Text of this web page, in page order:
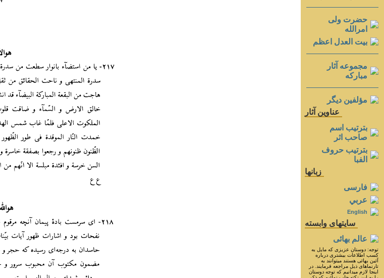
حضرت ولی
امرالله
بيت العدل اعظم
مجموعه آثار
مباركه
مؤلفين ديگر
عناوين آثار
بترتيب اسم
صاحب اثر
بترتيب حروف
الفبا
زبانها
فارسی
عربي
English
سايتهای وابسته
عالم بهائی
توجه: دوستان عزيزى كه مايل به
كسب اطلاعات بيشترى درباره
آئين بهائى هستند ميتوانند به
تارنماهاى ذيل مراجعه فرمايند. در
اينجا لازم ميدانيم كه توجه دوستان